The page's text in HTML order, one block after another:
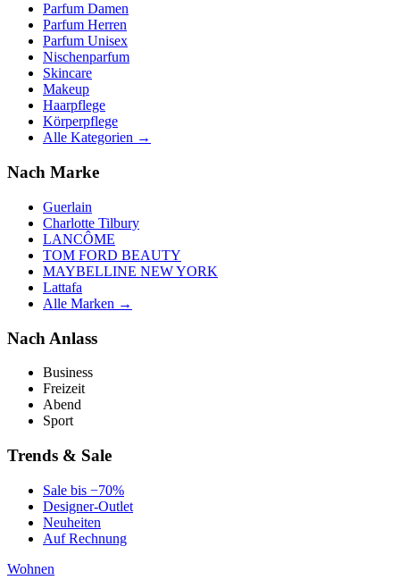
Parfum Damen
Parfum Herren
Parfum Unisex
Nischenparfum
Skincare
Makeup
Haarpflege
Körperpflege
Alle Kategorien →
Nach Marke
Guerlain
Charlotte Tilbury
LANCÔME
TOM FORD BEAUTY
MAYBELLINE NEW YORK
Lattafa
Alle Marken →
Nach Anlass
Business
Freizeit
Abend
Sport
Trends & Sale
Sale bis −70%
Designer-Outlet
Neuheiten
Auf Rechnung
Wohnen